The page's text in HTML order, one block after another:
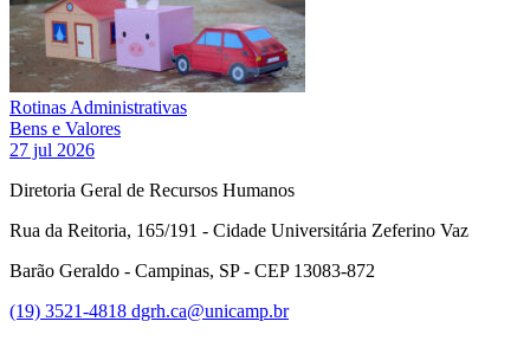
Rotinas Administrativas
Bens e Valores
27 jul 2026
Diretoria Geral de Recursos Humanos
Rua da Reitoria, 165/191 - Cidade Universitária Zeferino Vaz
Barão Geraldo - Campinas, SP - CEP 13083-872
(19) 3521-4818 dgrh.ca@unicamp.br